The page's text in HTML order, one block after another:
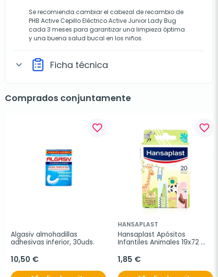
Se recomienda cambiar el cabezal de recambio de
PHB Active Cepillo Eléctrico Active Junior Lady Bug
cada 3 meses para garantizar una limpieza óptima
y una buena salud bucal en los niños.
expand_more Ficha técnica
Comprados conjuntamente
favorite_border
Algasiv almohadillas
adhesivas inferior, 30uds.
10,50 €
favorite_border
HANSAPLAST
Hansaplast Apósitos
Infantiles Animales 19x72
1,85 €